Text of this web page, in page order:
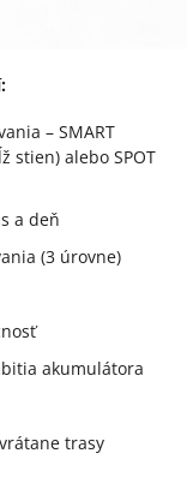
– SMART
stien) alebo SPOT
a deň
(3 úrovne)
akumulátora
trasy